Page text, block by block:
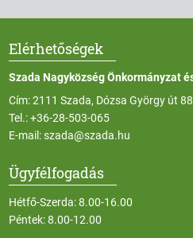
Elérhetőségek
Szada Nagyközség Önkormányzat
Cím: 2111 Szada, Dózsa György út
Tel.:+36-28-503-065
E-mail:szada@szada.hu
Ügyfélfogadás
Hétfő-Szerda: 8.00-16.00
Péntek: 8.00-12.00